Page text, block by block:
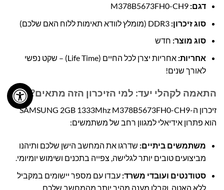
דגם:
סוג זיכרון:
סוג מוצר: חדש
אחריות:
אחריות יצרן לכל החיים (Life Time) – שקט נפשי
לאורך שנים!
התאמה לקהלי יעד: למי הזיכרון הזה מתאים?
זיכרון ה-SAMSUNG 2GB 1333Mhz M378B5673FH0-CH9
הוא פתרון אידיאלי למגוון רחב של משתמשים:
משתמשים ביתיים: שדרגו את המחשב הישן שלכם ותיהנו
מביצועים טובים יותר לגלישה, צפייה בתכנים ושימוש יומיומי.
סטודנטים ועובדי משרד: עבדו עם מספר יישומים במקביל
ללא האטה, וקבלו מענה מהיר יותר מהמחשב שלכם.